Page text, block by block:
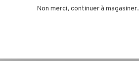
Non merci, continuer à magasiner.